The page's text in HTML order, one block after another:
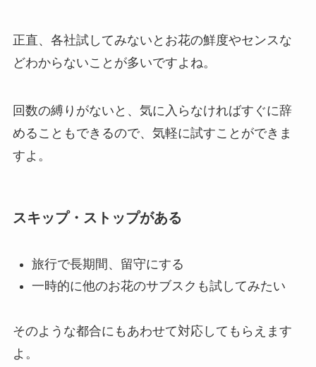
正直、各社試してみないとお花の鮮度やセンスな
どわからないことが多いですよね。
回数の縛りがないと、気に入らなければすぐに辞
めることもできるので、気軽に試すことができま
すよ。
スキップ・ストップがある
旅行で長期間、留守にする
一時的に他のお花のサブスクも試してみたい
そのような都合にもあわせて対応してもらえます
よ。